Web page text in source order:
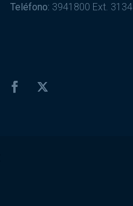
Teléfono: 3941800 Ext. 3134